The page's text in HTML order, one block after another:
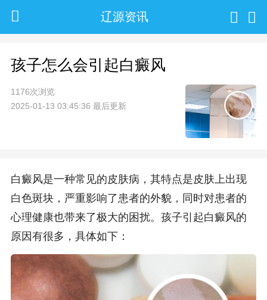
辽源资讯
孩子怎么会引起白癜风
1176次浏览
2025-01-13 03:45:36 最后更新
白癜风是一种常见的皮肤病，其特点是皮肤上出现
白色斑块，严重影响了患者的外貌，同时对患者的
心理健康也带来了极大的困扰。孩子引起白癜风的
原因有很多，具体如下：